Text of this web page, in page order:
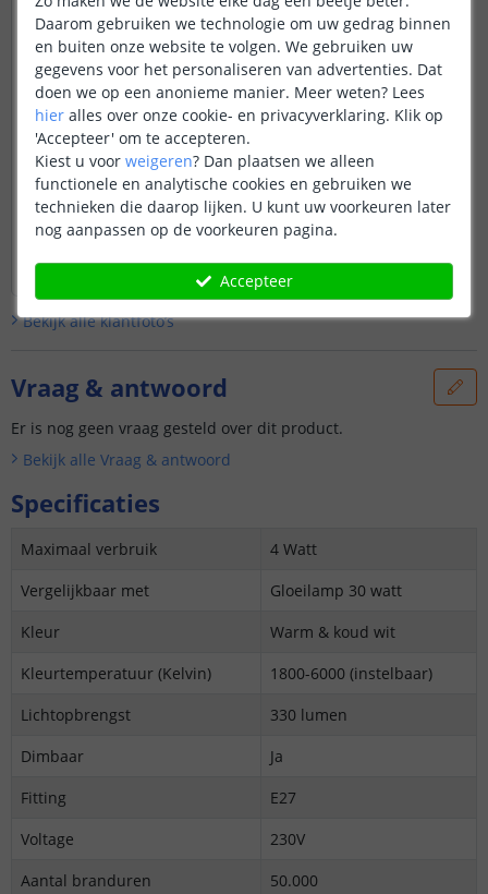
Bekijk alleklantfoto’s
Vraag & antwoord
Er is nog geen vraag gesteld over dit product.
Bekijk alle Vraag & antwoord
Specificaties
Maximaal verbruik
4 Watt
Vergelijkbaar met
Gloeilamp 30 watt
Kleur
Warm & koud wit
Kleurtemperatuur (Kelvin)
1800-6000 (instelbaar)
Lichtopbrengst
330 lumen
Dimbaar
Ja
Fitting
E27
Voltage
230V
Aantal branduren
50.000
Daarom gebruiken we technologie om uw gedrag binnen
en buiten onze website te volgen. We gebruiken uw
gegevens voor het personaliseren van advertenties. Dat
doen we op een anonieme manier. Meer weten? Lees
hier alles over onze cookie- en privacyverklaring. Klik op
'Accepteer' om te accepteren.
Kiest u voor weigeren? Dan plaatsen we alleen
functionele en analytische cookies en gebruiken we
technieken die daarop lijken. U kunt uw voorkeuren later
nog aanpassen op de voorkeuren pagina.
Accepteer